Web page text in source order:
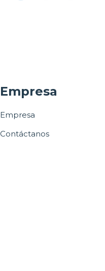
Empresa
Empresa
Contáctanos